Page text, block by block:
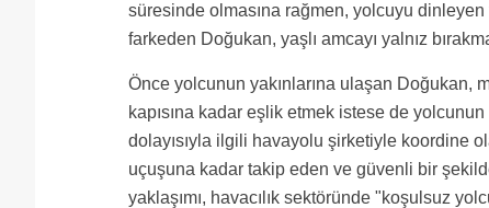
süresinde olmasına rağmen, yolcuyu
farkeden Doğukan, yaşlı amcayı yalnız
Önce yolcunun yakınlarına ulaşan Doğukan,
kapısına kadar eşlik etmek istese de
dolayısıyla ilgili havayolu şirketiyle koordine
uçuşuna kadar takip eden ve güvenli bir
yaklaşımı, havacılık sektöründe "koşulsuz